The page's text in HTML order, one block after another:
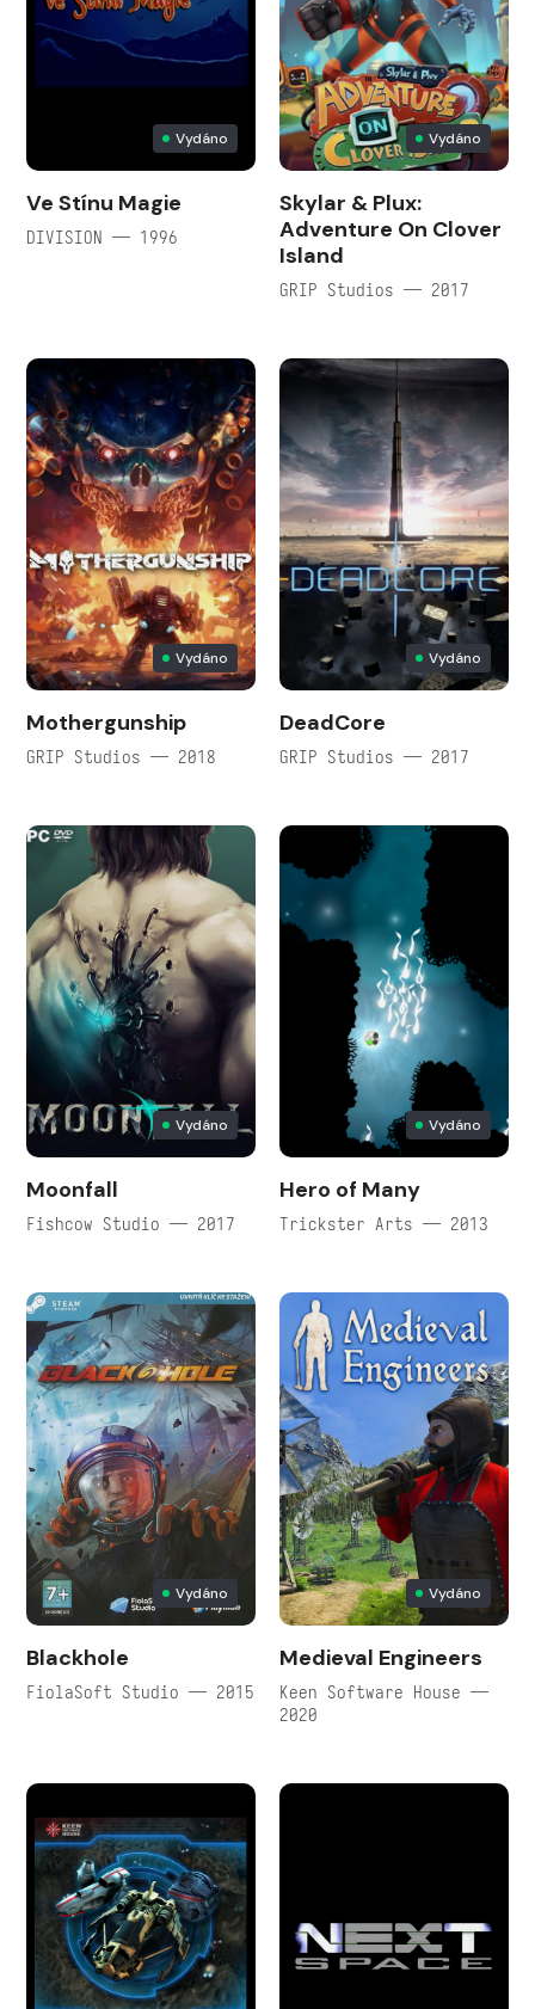
Vydáno
Ve Stí­nu Magie
DIVISION — 1996
Vydáno
Skylar & Plux:
Adventure On Clover
Island
GRIP Studios — 2017
Vydáno
Mothergunship
GRIP Studios — 2018
Vydáno
DeadCore
GRIP Studios — 2017
Vydáno
Moonfall
Fishcow Studio — 2017
Vydáno
Hero of Many
Trickster Arts — 2013
Vydáno
Blackhole
FiolaSoft Studio — 2015
Vydáno
Medieval Engineers
Keen Software House —
2020